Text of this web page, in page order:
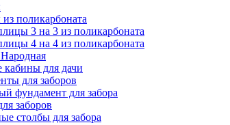
поликарбоната
3 на 3 из поликарбоната
4 на 4 из поликарбоната
для дачи
для заборов
фундамент для забора
заборов
столбы для забора